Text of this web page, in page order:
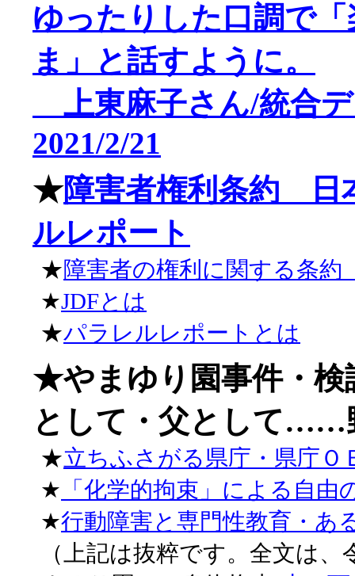
ゆったりした口調で
ま」と話すように。
上東麻子さん/統合
2021/2/21
★障害者権利条約 日
ルレポート
★障害者の権利に関する条約
★JDFとは
★パラレルレポートとは
★やまゆり園事件・検
として・父として……
★立ちふさがる県庁・県庁
★ 「化学的拘束」による自
★行動障害と専門性教育・あ
（上記は抜粹です。全文は